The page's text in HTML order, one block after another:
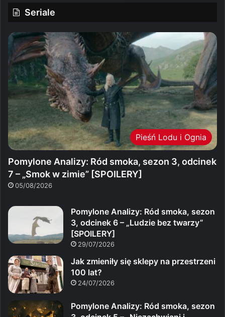
Seriale
Pieśń Lodu i Ognia
Pomylone Analizy: Ród smoka, sezon 3, odcinek
7 – „Smok w zimie” [SPOILERY]
05/08/2026
Pomylone Analizy: Ród smoka, sezon
3, odcinek 6 – „Ludzie bez twarzy”
[SPOILERY]
29/07/2026
Jak zmieniły się sklepy na przestrzeni
100 lat?
24/07/2026
Pomylone Analizy: Ród smoka, sezon